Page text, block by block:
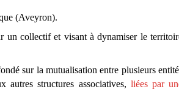
(Aveyron).
un collectif et visant à dynamiser le
sur la mutualisation entre plusieurs
autres structures associatives, liées par